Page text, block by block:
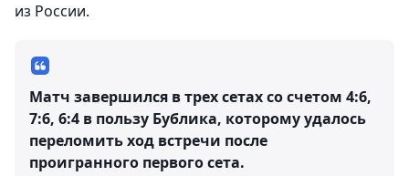
из России.
Матч завершился в трех сетах со счетом 4:6,
7:6, 6:4 в пользу Бублика, которому удалось
переломить ход встречи после
проигранного первого сета.